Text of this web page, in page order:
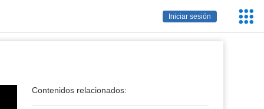
Iniciar sesión
Contenidos relacionados: